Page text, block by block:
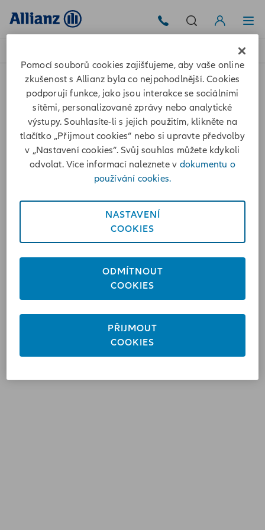
Hlášení Škody
Cookies
Ochrana osobních údajů
Prohlášení o přístupnosti
© Allianz 2026
+420 241 170 000
Pomocí souborů cookies zajišťujeme, aby vaše online
zkušenost s Allianz byla co nejpohodlnější. Cookies
podporují funkce, jako jsou interakce se sociálními
sítěmi, personalizované zprávy nebo analytické
výstupy. Souhlasíte-li s jejich použitím, klikněte na
tlačítko „Přijmout cookies“ nebo si upravte předvolby
v „Nastavení cookies“. Svůj souhlas můžete kdykoli
odvolat. Více informací naleznete v dokumentu o
používání cookies.
NASTAVENÍ
COOKIES
ODMÍTNOUT
COOKIES
PŘIJMOUT
COOKIES